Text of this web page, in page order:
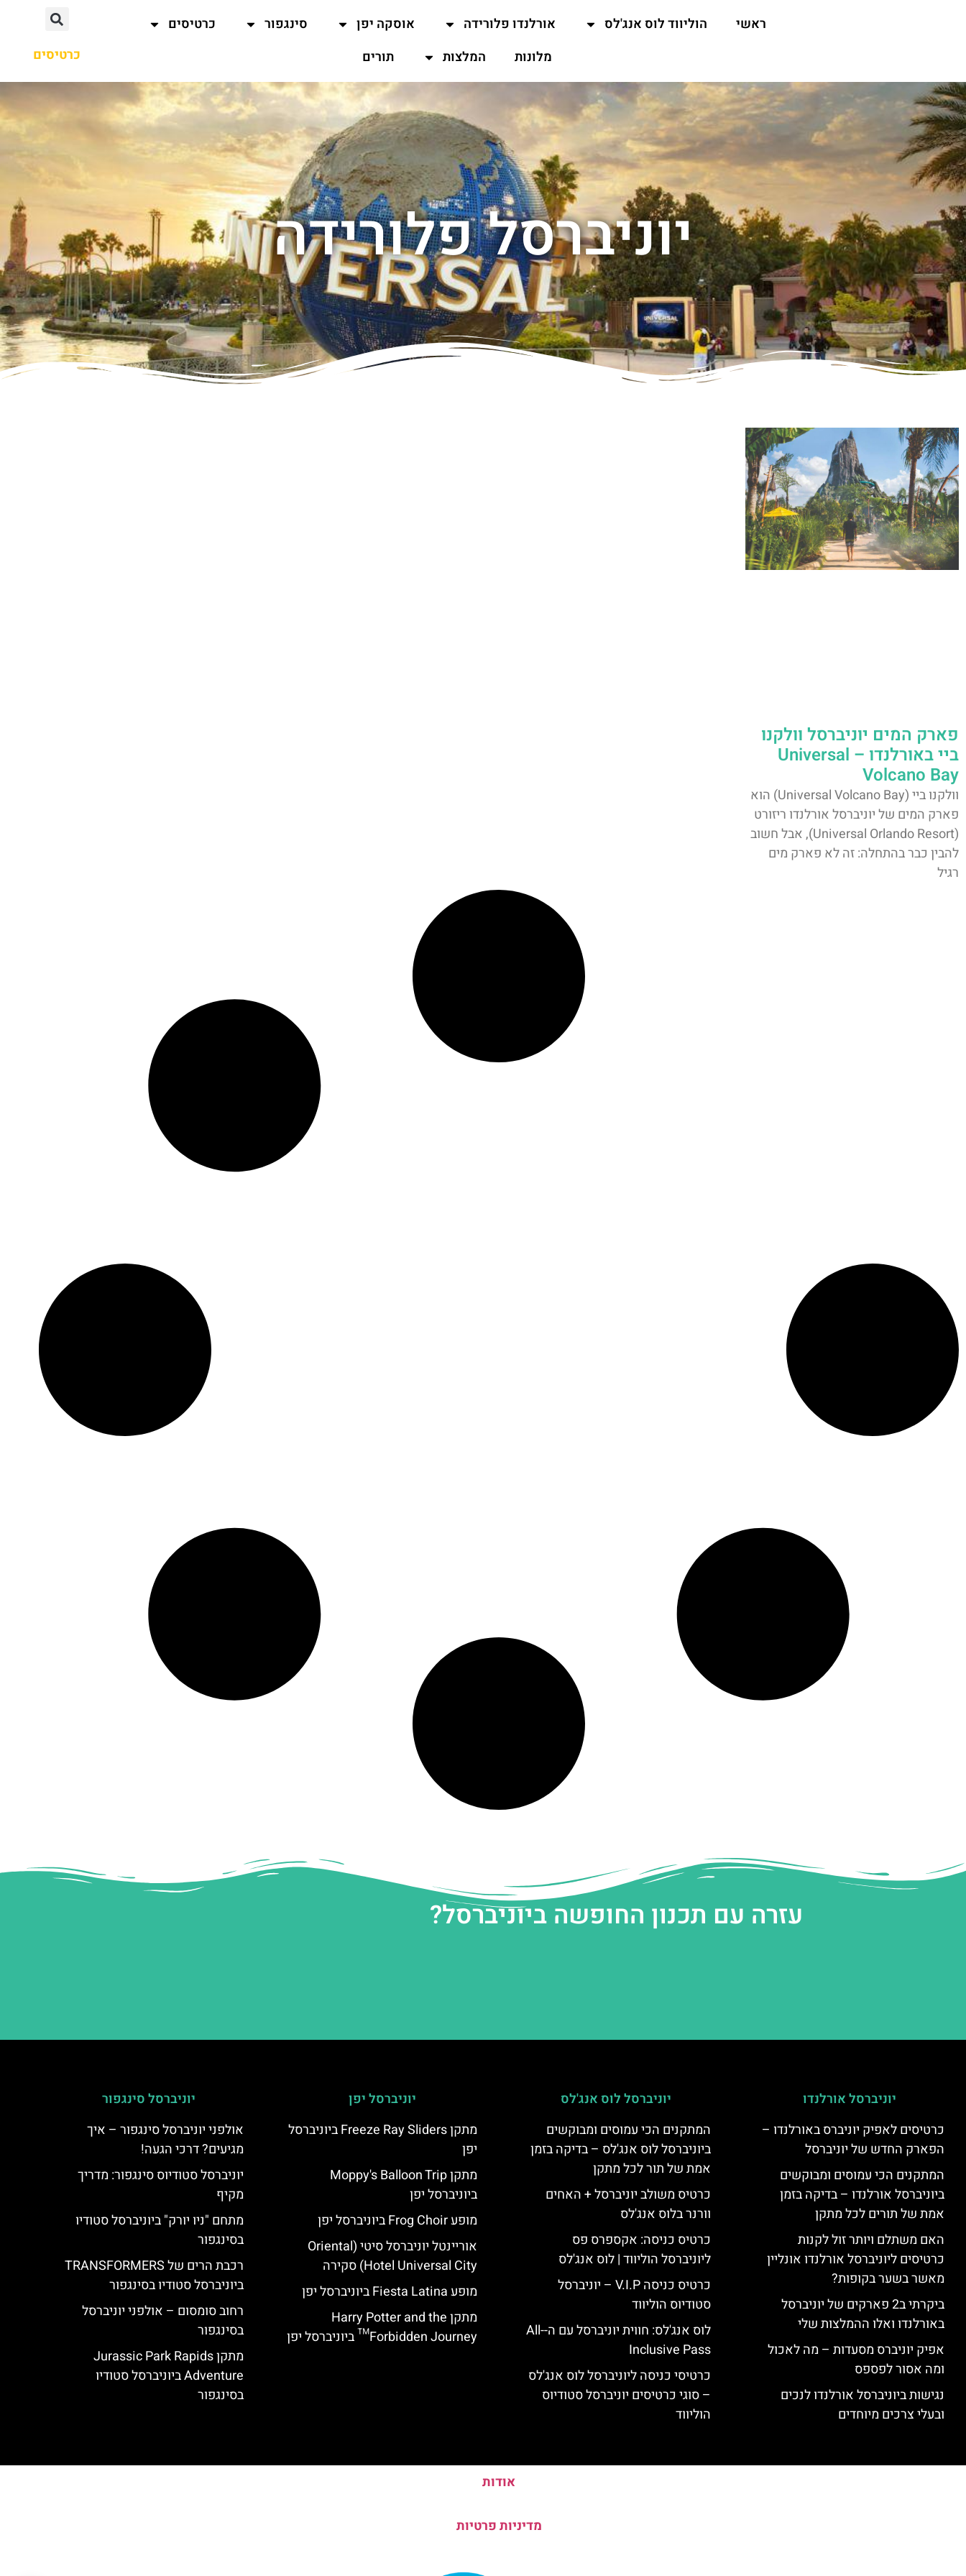
ראשי הוליווד לוס אנג'לס אורלנדו פלורידה אוסקה יפן סינגפור
כרטיסים
מלונות
המלצות תורים כרטיסים
יוניברסל פלורידה
פארק המים יוניברסל וולקנו
ביי באורלנדו – Universal
Volcano Bay
וולקנו ביי (Universal Volcano Bay) הוא
פארק המים של יוניברסל אורלנדו ריזורט
(Universal Orlando Resort), אבל חשוב
להבין כבר בהתחלה: זה לא פארק מים
רגיל
עזרה עם תכנון החופשה ביוניברסל?
יוניברסל אורלנדו
כרטיסים לאפיק יוניברס באורלנדו –
הפארק החדש של יוניברסל
המתקנים הכי עמוסים ומבוקשים
ביוניברסל אורלנדו – בדיקה בזמן
אמת של תורים לכל מתקן
האם משתלם ויותר זול לקנות
כרטיסים ליוניברסל אורלנדו אונליין
מאשר בשער בקופות?
ביקרתי ב2 פארקים של יוניברסל
באורלנדו ואלו ההמלצות שלי
אפיק יוניברס מסעדות – מה לאכול
ומה אסור לפספס
נגישות ביוניברסל אורלנדו לנכים
ובעלי צרכים מיוחדים
יוניברסל לוס אנג'לס
המתקנים הכי עמוסים ומבוקשים
ביוניברסל לוס אנג'לס – בדיקה בזמן
אמת של תור לכל מתקן
כרטיס משולב יוניברסל + האחים
וורנר בלוס אנג'לס
כרטיס כניסה: אקספרס פס
ליוניברסל הוליווד | לוס אנג'לס
כרטיס כניסה V.I.P – יוניברסל
סטודיוס הוליווד
לוס אנג'לס: חווית יוניברסל עם ה-All-
Inclusive Pass
כרטיסי כניסה ליוניברסל לוס אנג'לס
– סוגי כרטיסים יוניברסל סטודיוס
הוליווד
יוניברסל יפן
מתקן Freeze Ray Sliders ביוניברסל
יפן
מתקן Moppy's Balloon Trip
ביוניברסל יפן
מופע Frog Choir ביוניברסל יפן
אוריינטל יוניברסל סיטי (Oriental
Hotel Universal City) סקירה
מופע Fiesta Latina ביוניברסל יפן
מתקן Harry Potter and the
Forbidden Journey™ ביוניברסל יפן
יוניברסל סינגפור
אולפני יוניברסל סינגפור – איך
מגיעים? דרכי הגעה!
יוניברסל סטודיוס סינגפור: מדריך
מקיף
מתחם "ניו יורק" ביוניברסל סטודיו
בסינגפור
רכבת הרים של TRANSFORMERS
ביוניברסל סטודיו בסינגפור
רחוב סומסום – אולפני יוניברסל
בסינגפור
מתקן Jurassic Park Rapids
Adventure ביוניברסל סטודיו
בסינגפור
אודות
מדיניות פרטיות